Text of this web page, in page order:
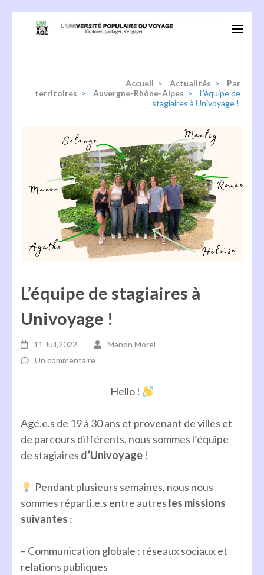
Accueil > Actualités >
Par
territoires > Auvergne-Rhône-Alpes >
L’équipe de
stagiaires à Univoyage !
L’équipe de stagiaires à
Univoyage !
11 Juil,2022
Manon Morel
Un commentaire
Hello !
Agé.e.s de 19 à 30 ans et provenant de villes et
de parcours différents, nous sommes l’équipe
de stagiaires d’Univoyage !
Pendant plusieurs semaines, nous nous
sommes réparti.e.s entre autres les missions
suivantes :
– Communication globale : réseaux sociaux et
relations publiques